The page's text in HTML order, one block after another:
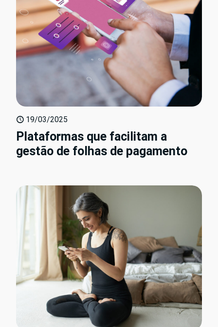
19/03/2025
Plataformas que facilitam a
gestão de folhas de pagamento